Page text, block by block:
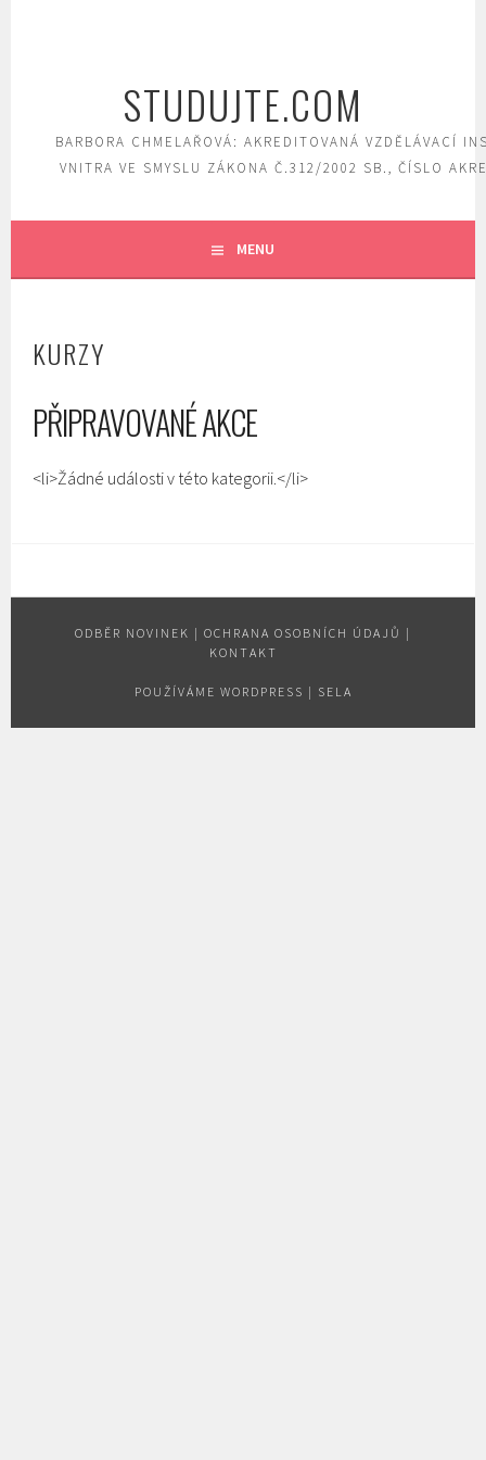
STUDUJTE.COM
BARBORA CHMELAŘOVÁ: AKREDITOVANÁ VZDĚLÁVACÍ
VNITRA VE SMYSLU ZÁKONA Č.312/2002 SB., ČÍSLO
MENU
KURZY
PŘIPRAVOVANÉ AKCE
<li>Žádné události v této kategorii.</li>
ODBĚR NOVINEK | OCHRANA OSOBNÍCH ÚDAJŮ |
KONTAKT
POUŽÍVÁME WORDPRESS | SELA